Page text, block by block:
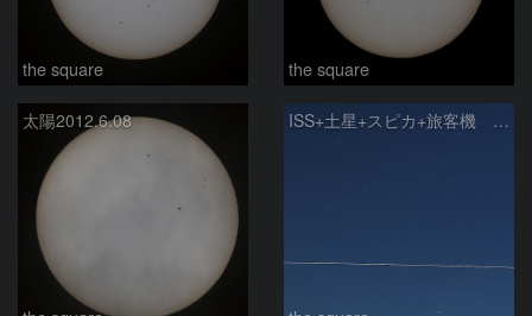
the square the square
太陽2012.6.08 ISS+土星+スピカ+旅客機 4者共演